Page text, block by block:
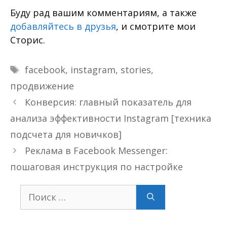
Буду рад вашим комментариям, а также
добавляйтесь в друзья, и смотрите мои
Сторис.
Метки
facebook, instagram, stories,
продвижение
Конверсия: главный показатель для
анализа эффективности Instagram [техника
подсчета для новичков]
Реклама в Facebook Messenger:
пошаговая инструкция по настройке